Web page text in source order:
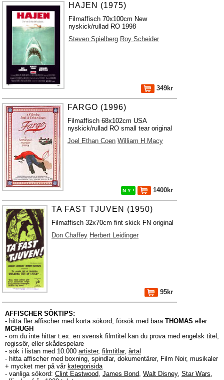
HAJEN (1975)
Filmaffisch 70x100cm New
nyskick/rullad RO 1998
Steven Spielberg Roy Scheider
349kr
FARGO (1996)
Filmaffisch 68x102cm USA
nyskick/rullad RO small tear original
Joel Ethan Coen William H Macy
N Y ! 1400kr
TA FAST TJUVEN (1950)
Filmaffisch 32x70cm fint skick FN original
Don Chaffey Herbert Leidinger
95kr
AFFISCHER SÖKTIPS:
- hitta fler affischer med korta sökord, försök med bara THOMAS eller
MCHUGH
- om du inte hittar t.ex. en svensk filmtitel kan du prova med engelsk titel,
regissör, eller skådespelare
- sök i listan med 10.000 artister, filmtitlar, årtal
- hitta affischer med boxning, spindlar, dokumentärer, Film Noir, musikaler
+ mycket mer på vår kategorisida
- vanliga sökord: Clint Eastwood, James Bond, Walt Disney, Star Wars,